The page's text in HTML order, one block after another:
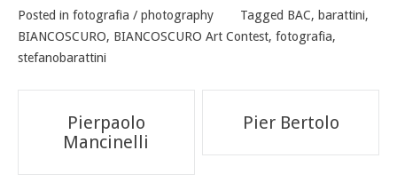
Posted in fotografia / photography Tagged BAC, barattini,
BIANCOSCURO, BIANCOSCURO Art Contest, fotografia,
stefanobarattini
Navigazione
articoli
Pierpaolo
Mancinelli
Pier Bertolo